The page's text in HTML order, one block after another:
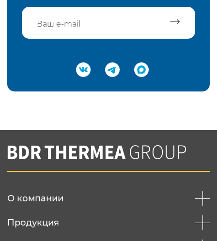
Подтвердить e-mail
Вы соглашаетесь с нашей политикой
конфеденциальности
О компании
Продукция